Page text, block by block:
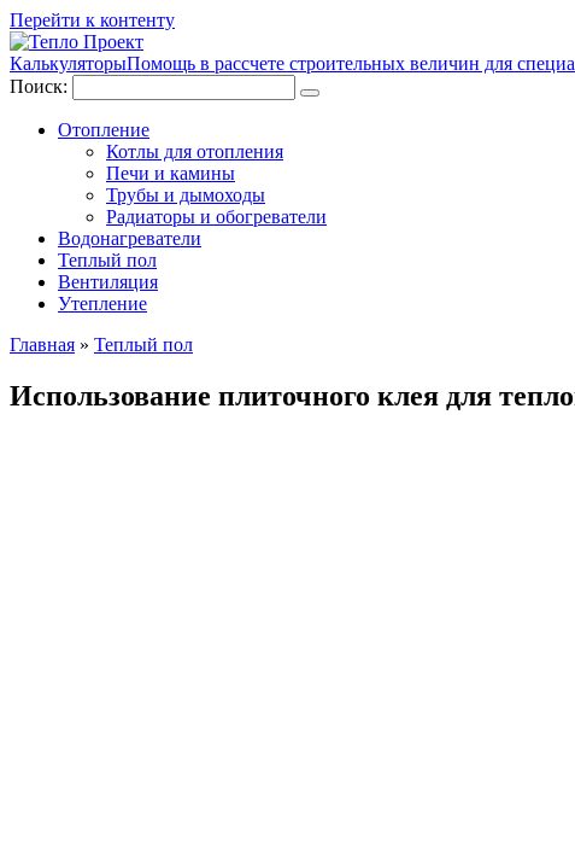
Перейти к контенту
КалькуляторыПомощь в рассчете строительных величин для
Поиск:
Отопление
Котлы для отопления
Печи и камины
Трубы и дымоходы
Радиаторы и обогреватели
Водонагреватели
Теплый пол
Вентиляция
Утепление
Главная » Теплый пол
Использование плиточного клея для